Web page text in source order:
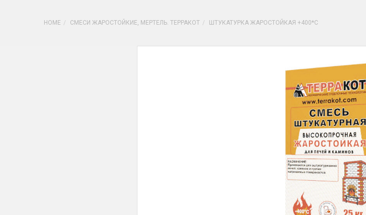
HOME СМЕСИ ЖАРОСТОЙКИЕ, МЕРТЕЛЬ. ТЕРРАКОТ ШТУКАТУРКА ЖАРОСТОЙКАЯ +400*С